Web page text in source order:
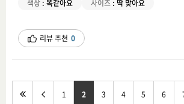
색상 : 똑같아요 사이즈 : 딱 맞아요
리뷰 추천 0
1 2 3 4 5 6